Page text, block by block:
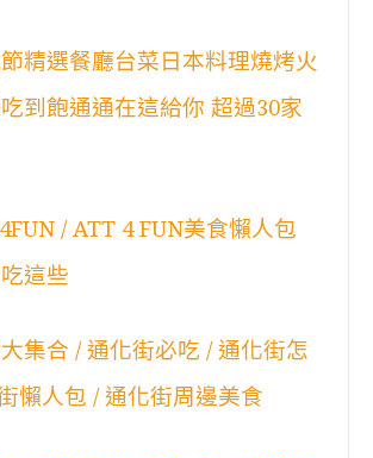
精選餐廳台菜日本料理燒烤火
到飽通通在這給你 超過30家
/ ATT 4 FUN美食懶人包
這些
集合 / 通化街必吃 / 通化街怎
懶人包 / 通化街周邊美食